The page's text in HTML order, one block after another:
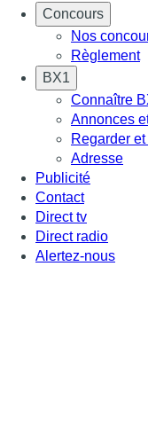
Concours
Nos
Règlement
BX1
Connaître
Annonces
Regarder
Adresse
Publicité
Contact
Direct tv
Direct radio
Alertez-nous